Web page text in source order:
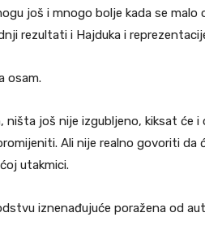
još i mnogo bolje kada se malo
rezultati i Hajduka i
osam.
još nije izgubljeno, kiksat će i
Ali nije realno govoriti da
utakmici.
iznenađujuće poražena od